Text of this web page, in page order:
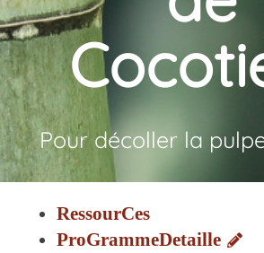
Pour décoller la
RessourCes
ProGrammeDetaille